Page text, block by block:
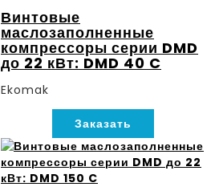
Винтовые
маслозаполненные
компрессоры серии DMD
до 22 кВт: DMD 40 C
Ekomak
Заказать